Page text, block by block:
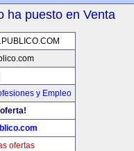
ha puesto en Venta
y Empleo
ofertas